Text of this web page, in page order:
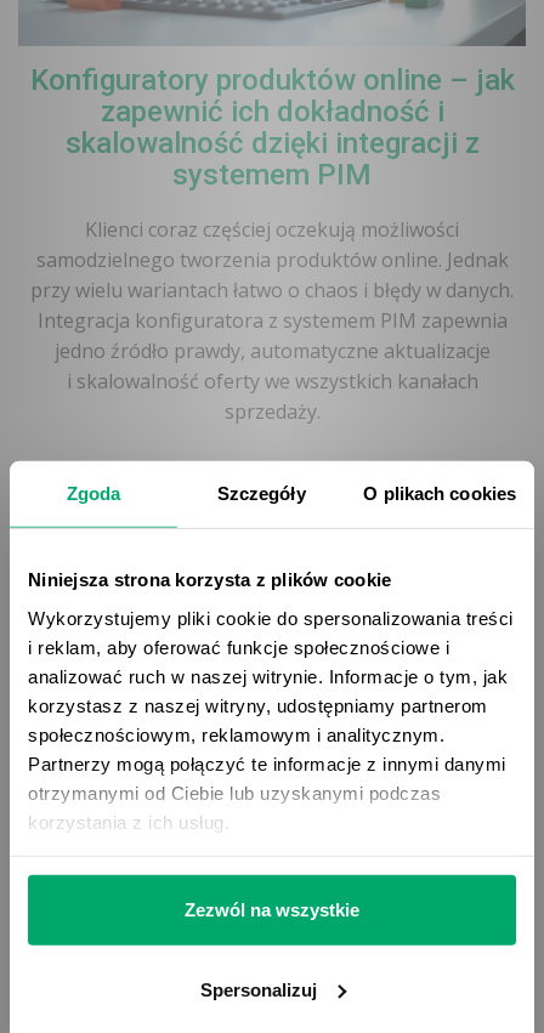
Zgoda Szczegóły O plikach cookies
Niniejsza strona korzysta z plików cookie
Wykorzystujemy pliki cookie do spersonalizowania treści
i reklam, aby oferować funkcje społecznościowe i
analizować ruch w naszej witrynie. Informacje o tym, jak
korzystasz z naszej witryny, udostępniamy partnerom
społecznościowym, reklamowym i analitycznym.
Partnerzy mogą połączyć te informacje z innymi danymi
otrzymanymi od Ciebie lub uzyskanymi podczas
korzystania z ich usług.
Zezwól na wszystkie
Spersonalizuj
Konfiguratory produktów online – jak
zapewnić ich dokładność i
skalowalność dzięki integracji z
systemem PIM
Klienci coraz częściej oczekują możliwości
samodzielnego tworzenia produktów online. Jednak
przy wielu wariantach łatwo o chaos i błędy w danych.
Integracja konfiguratora z systemem PIM zapewnia
jedno źródło prawdy, automatyczne aktualizacje
i skalowalność oferty we wszystkich kanałach
sprzedaży.
E-commerce - co to i dlaczego
potrzebuje systemu PIM
wyzwanie, które przerasta możliwości Excela i ręcznych
aktualizacji. System PIM centralizuje dane produktowe,
Sprawdź, kiedy Twój sklep potrzebuje tego